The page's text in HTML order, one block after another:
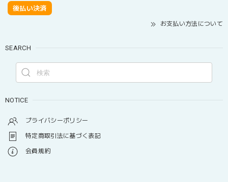
後払い決済
お支払い方法について
SEARCH
NOTICE
プライバシーポリシー
特定商取引法に基づく表記
会員規約